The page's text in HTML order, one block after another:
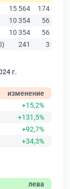
15 564
174 403
10 354
56 378
10 354
56 378
241 3 927
г.
изменение
+15,2%
+131,5%
+92,7%
+34,3%
лева